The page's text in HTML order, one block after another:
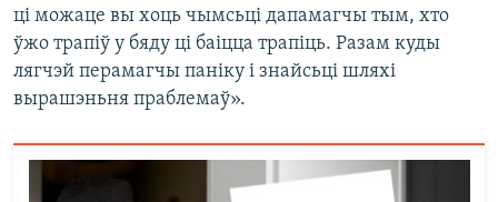
ці можаце вы хоць чымсьці дапамагчы тым, хто
ўжо трапіў у бяду ці баіцца трапіць. Разам куды
лягчэй перамагчы паніку і знайсьці шляхі
вырашэньня праблемаў».